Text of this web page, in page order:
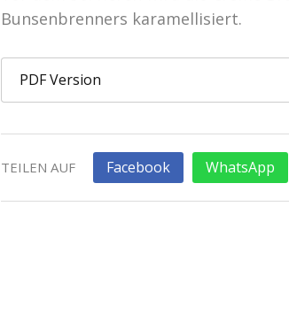
Bunsenbrenners karamellisiert.
PDF Version
TEILEN AUF Facebook WhatsApp